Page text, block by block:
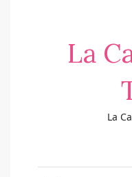
La
La